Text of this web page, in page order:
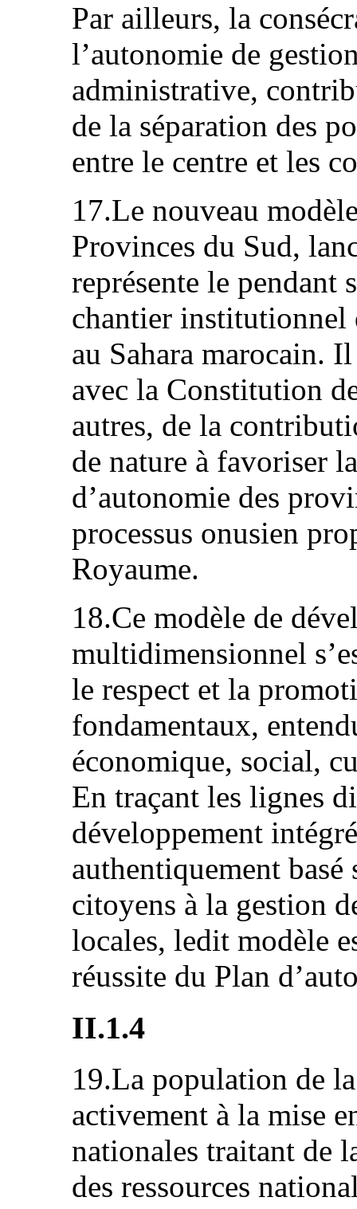
Par ailleurs, la
l’autonomie de
administrative,
de la séparation des
entre le centre et les
17.Le nouveau
Provinces du Sud,
représente le pendant
chantier institutionnel
au Sahara marocain.
avec la Constitution
autres, de la
de nature à favoriser
d’autonomie des
processus onusien
Royaume.
18.Ce modèle de
multidimensionnel
le respect et la
fondamentaux,
économique, social,
En traçant les lignes
développement
authentiquement
citoyens à la gestion
locales, ledit modèle
réussite du Plan
II.1.4
19.La population de
activement à la mise
nationales traitant de
des ressources